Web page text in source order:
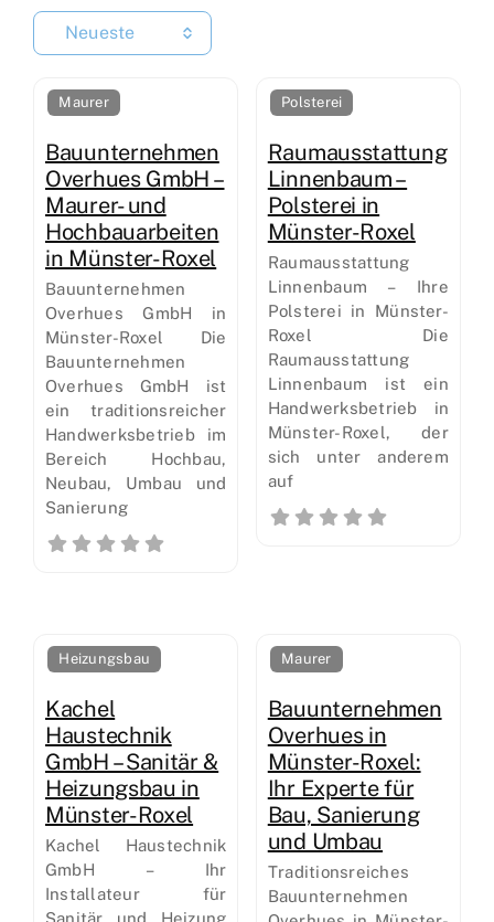
Neueste
Maurer
Bauunternehmen
Overhues GmbH –
Maurer- und
Hochbauarbeiten
in Münster-Roxel
Bauunternehmen
Overhues GmbH in
Münster-Roxel Die
Bauunternehmen
Overhues GmbH ist
ein traditionsreicher
Handwerksbetrieb im
Bereich Hochbau,
Neubau, Umbau und
Sanierung
Polsterei
Raumausstattung
Linnenbaum –
Polsterei in
Münster-Roxel
Raumausstattung
Linnenbaum – Ihre
Polsterei in Münster-
Roxel Die
Raumausstattung
Linnenbaum ist ein
Handwerksbetrieb in
Münster-Roxel, der
sich unter anderem
auf
Heizungsbau
Kachel
Haustechnik
GmbH – Sanitär &
Heizungsbau in
Münster-Roxel
Kachel Haustechnik
GmbH – Ihr
Installateur für
Maurer
Bauunternehmen
Overhues in
Münster-Roxel:
Ihr Experte für
Bau, Sanierung
und Umbau
Traditionsreiches
Bauunternehmen